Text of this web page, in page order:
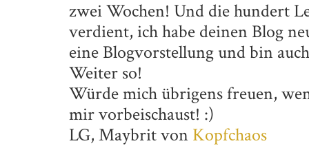
zwei Wochen! Und die hundert
verdient, ich habe deinen Blog
eine Blogvorstellung und bin
Weiter so!
Würde mich übrigens freuen,
mir vorbeischaust! :)
LG, Maybrit von Kopfchaos